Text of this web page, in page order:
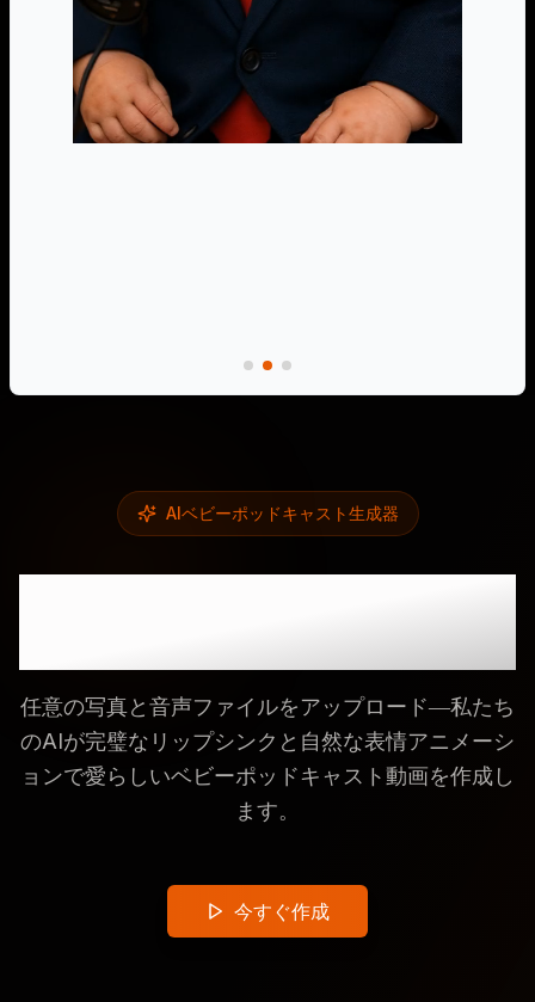
AIベビーポッドキャスト生成器
任意の写真と音声ファイルをアップロード―私たち
のAIが完璧なリップシンクと自然な表情アニメーシ
ョンで愛らしいベビーポッドキャスト動画を作成し
ます。
今すぐ作成